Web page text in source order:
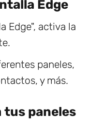
Edge
Edge", activa la
paneles,
y más.
tus paneles